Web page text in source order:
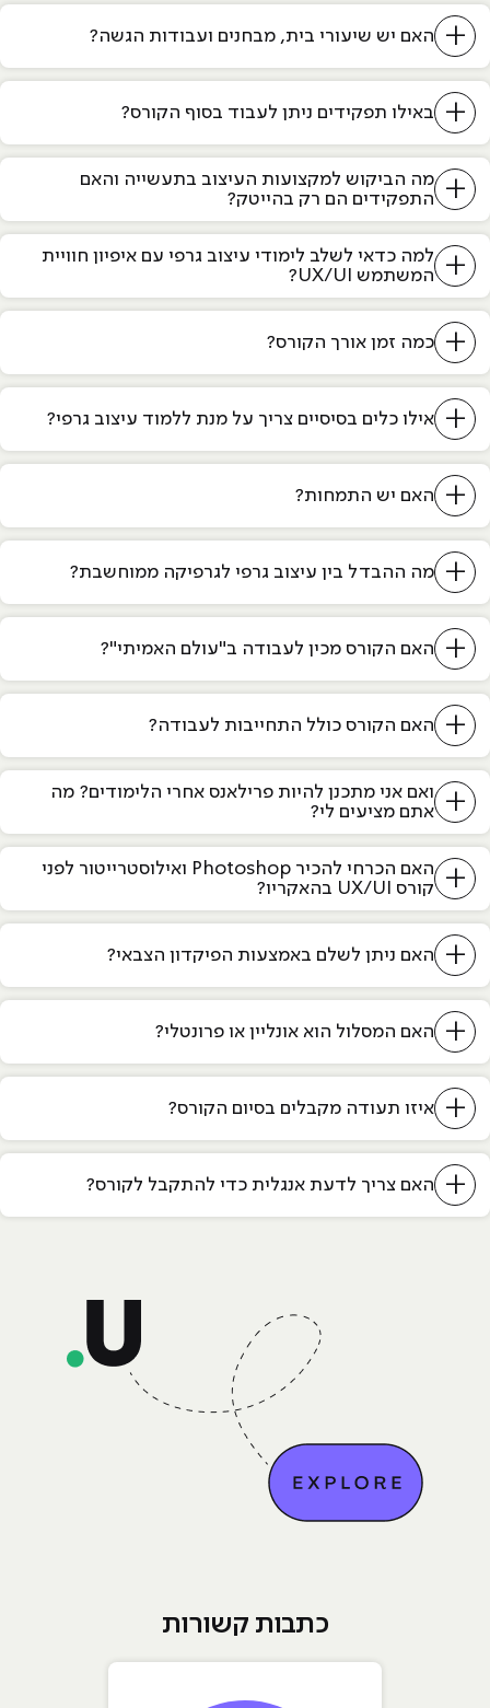
+ האם יש שיעורי בית, מבחנים ועבודות הגשה?
+ באילו תפקידים ניתן לעבוד בסוף הקורס?
+
מה הביקוש למקצועות העיצוב בתעשייה והאם
התפקידים הם רק בהייטק?
+
למה כדאי לשלב לימודי עיצוב גרפי עם איפיון חוויית
המשתמש UX/UI?
+ כמה זמן אורך הקורס?
+ אילו כלים בסיסיים צריך על מנת ללמוד עיצוב גרפי?
+ האם יש התמחות?
+ מה ההבדל בין עיצוב גרפי לגרפיקה ממוחשבת?
+ האם הקורס מכין לעבודה ב"עולם האמיתי"?
+ האם הקורס כולל התחייבות לעבודה?
+
ואם אני מתכנן להיות פרילאנס אחרי הלימודים? מה
אתם מציעים לי?
+
האם הכרחי להכיר Photoshop ואילוסטרייטור לפני
קורס UX/UI בהאקריו?
+ האם ניתן לשלם באמצעות הפיקדון הצבאי?
+ האם המסלול הוא אונליין או פרונטלי?
+ איזו תעודה מקבלים בסיום הקורס?
+ האם צריך לדעת אנגלית כדי להתקבל לקורס?
כתבות קשורות